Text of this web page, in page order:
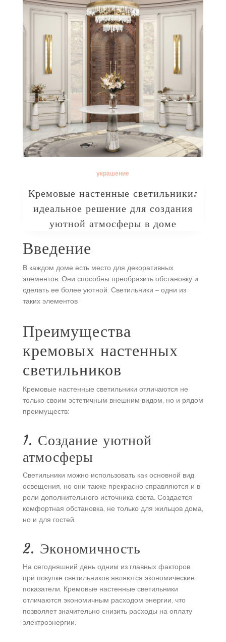
украшение
Кремовые настенные светильники:
идеальное решение для создания
уютной атмосферы в доме
Введение
В каждом доме есть место для декоративных
элементов. Они способны преобразить обстановку и
сделать ее более уютной. Светильники – одни из
таких элементов
Преимущества
кремовых настенных
светильников
Кремовые настенные светильники отличаются не
только своим эстетичным внешним видом, но и рядом
преимуществ:
1. Создание уютной
атмосферы
Светильники можно использовать как основной вид
освещения, но они также прекрасно справляются и в
роли дополнительного источника света. Создается
комфортная обстановка, не только для жильцов дома,
но и для гостей.
2. Экономичность
На сегодняшний день одним из главных факторов
при покупке светильников являются экономические
показатели. Кремовые настенные светильники
отличаются экономичным расходом энергии, что
позволяет значительно снизить расходы на оплату
электроэнергии.